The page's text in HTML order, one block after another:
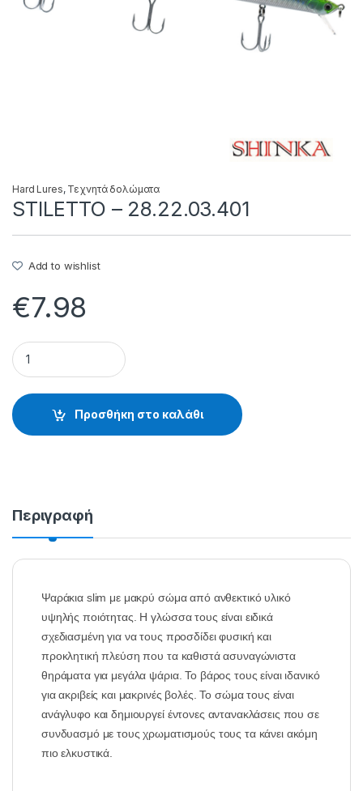
Hard Lures, Τεχνητά δολώματα
STILETTO – 28.22.03.401
Add to wishlist
€7.98
STILETTO - 28.22.03.401 quantity
Προσθήκη στο καλάθι
Περιγραφή
Ψαράκια slim με μακρύ σώμα από ανθεκτικό υλικό
υψηλής ποιότητας. Η γλώσσα τους είναι ειδικά
σχεδιασμένη για να τους προσδίδει φυσική και
προκλητική πλεύση που τα καθιστά ασυναγώνιστα
θηράματα για μεγάλα ψάρια. Το βάρος τους είναι ιδανικό
για ακριβείς και μακρινές βολές. Το σώμα τους είναι
ανάγλυφο και δημιουργεί έντονες αντανακλάσεις που σε
συνδυασμό με τους χρωματισμούς τους τα κάνει ακόμη
πιο ελκυστικά.